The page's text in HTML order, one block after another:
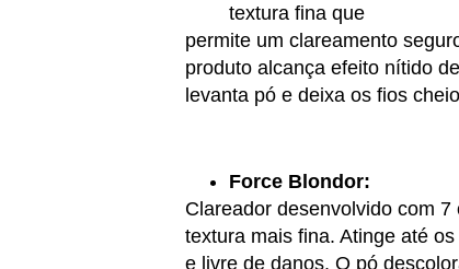
textura fina que
permite um clareamento
produto alcança efeito nítido
levanta pó e deixa os fios
Force Blondor:
Clareador desenvolvido com
textura mais fina. Atinge até
e livre de danos. O pó